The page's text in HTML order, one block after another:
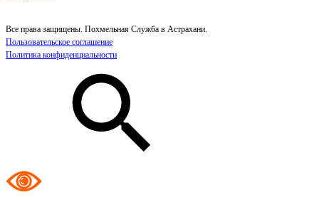
Все права защищены. Похмельная Служба в Астрахани.
Пользовательское соглашение
Политика конфиденциальности